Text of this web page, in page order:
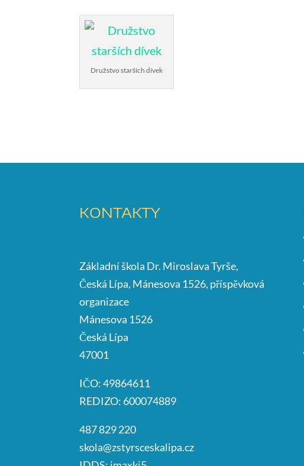
Družstvo starších dívek
KONTAKTY
Základní škola Dr. Miroslava Tyrše,
Česká Lípa, Mánesova 1526, příspěvková
organizace
Mánesova 1526
Česká Lípa
47001
IČO: 49864611
REDIZO: 600074889
487 829 220
skola@zstyrsceskalipa.cz